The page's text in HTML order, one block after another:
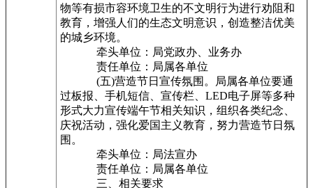
物等有损市容环境卫生的不文明行为进行劝阻和
教育，增强人们的生态文明意识，创造整洁优美
的城乡环境。
牵头单位：局党政办、业务办
责任单位：局属各单位
(五)营造节日宣传氛围。局属各单位要通
过板报、手机短信、宣传栏、LED电子屏等多种
形式大力宣传端午节相关知识，组织各类纪念、
庆祝活动，强化爱国主义教育，努力营造节日氛
围。
牵头单位：局法宣办
责任单位：局属各单位
三、相关要求